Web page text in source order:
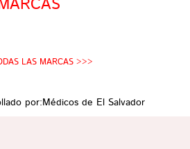
LAS MARCAS >>>
por: Médicos de El Salvador